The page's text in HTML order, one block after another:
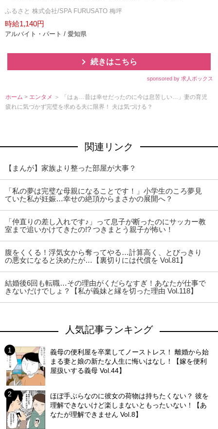
ふるさと 株式会社/SPA FURUSATO 梅坪
時給1,140円
アルバイト・パート / 愛知県
続きはこちら
sponsored by 求人ボックス
ホーム > エンタメ ＞ 「はぁ…昔は幸せだったのに今は息苦しい…」妻の育児
疲れに気づかず完璧を求める夫に限界！ 夫は気づける？
関連リンク
【まんが】家族より整った部屋が大事？
「私の夢は完璧な母親になることです！」小学生のころ夢見
ていた私が妊娠…幸せの絶頂からまさかの展開へ？
「仲直りの差し入れです♪」って息子が断ったのにサッカー教
室まで追いかけてきたの!? つきまとう親子が怖い！
腹をくくる！浮気女から奪ってやる…計算高く、とびっきり
の悪女になると決めたが…【裏切りには代償を Vol.81】
結婚後6回も転職…その理由がくだらなすぎ！あなたが仕事で
きないだけでしょ？【私が義妹と縁を切った理由 Vol.118】
人気記事ランキング
義母の便利屋を卒業してノーストレス！ 離婚から始
まる妻と娘の新たな人生に悔いはなし！【嫁を便利
屋扱いする義母 Vol.44】
ほぼ手ぶらなのに彼女の荷物は持ちたくない？ 彼を
理解できないけど楽しまないともったいない！【あ
なたが理解できません Vol.8】